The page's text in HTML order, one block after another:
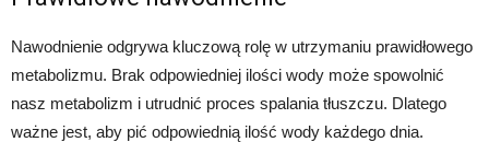
Nawodnienie odgrywa kluczową rolę w utrzymaniu prawidłowego
metabolizmu. Brak odpowiedniej ilości wody może spowolnić
nasz metabolizm i utrudnić proces spalania tłuszczu. Dlatego
ważne jest, aby pić odpowiednią ilość wody każdego dnia.